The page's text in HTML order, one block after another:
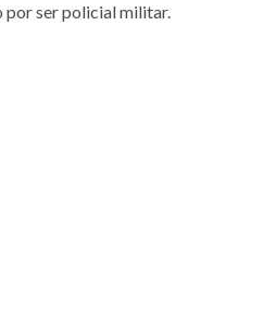
por ser policial militar.